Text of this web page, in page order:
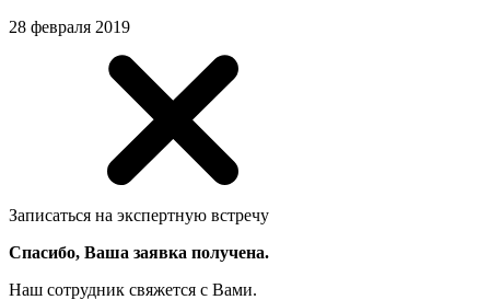
28 февраля 2019
Записаться на экспертную встречу
Спасибо, Ваша заявка получена.
Наш сотрудник свяжется с Вами.